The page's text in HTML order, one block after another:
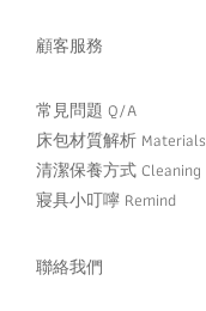
顧客服務
常見問題 Q/A
床包材質解析 Materials
清潔保養方式 Cleaning
寢具小叮嚀 Remind
聯絡我們